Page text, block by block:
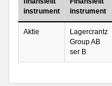
instrument
instrument
Aktie
Lagercrantz
Group AB
ser B